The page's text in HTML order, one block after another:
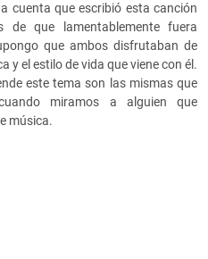
cuenta que escribió esta canción
de que lamentablemente fuera
que ambos disfrutaban de
y el estilo de vida que viene con él.
este tema son las mismas que
miramos a alguien que
música.